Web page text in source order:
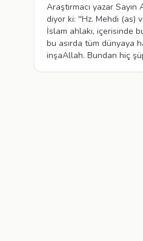
Araştırmacı yazar
diyor ki: ''Hz. Mehdi (as)
İslam ahlakı, içerisinde
bu asırda tüm dünyaya
inşaAllah. Bundan hiç